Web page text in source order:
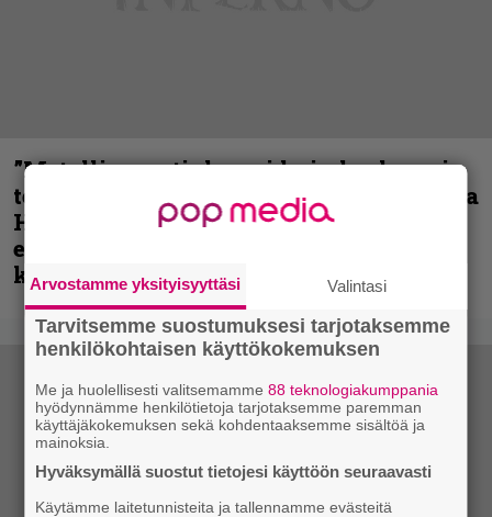
”Metallica on tiukempi kuin koskaan ja
te haluatte jonkun nulikan yrittävän olla
Hetfield?” – Pepper Keenan muisteli
ensimmäistä koesoittoaan hevijätin
kanssa
Arvostamme yksityisyyttäsi Valintasi
Tarvitsemme suostumuksesi tarjotaksemme
henkilökohtaisen käyttökokemuksen
Me ja huolellisesti valitsemamme88 teknologiakumppania
hyödynnämme henkilötietoja tarjotaksemme paremman
käyttäjäkokemuksen sekä kohdentaaksemme sisältöä ja
mainoksia.
Hyväksymällä suostut tietojesi käyttöön seuraavasti
Käytämme laitetunnisteita ja tallennamme evästeitä